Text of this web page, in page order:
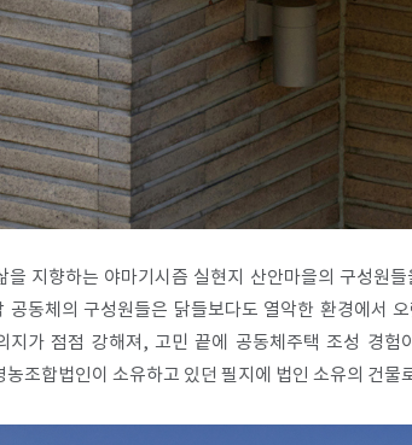
지향하는 야마기시즘 실현지 산안마을의 구성원
동체의 구성원들은 닭들보다도 열악한 환경에서
가 점점 강해져, 고민 끝에 공동체주택 조성 경험
조합법인이 소유하고 있던 필지에 법인 소유의 건